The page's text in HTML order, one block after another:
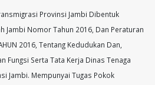
Provinsi Jambi Dibentuk
Jambi Nomor Tahun 2016, Dan Peraturan
2016, Tentang Kedudukan Dan,
Fungsi Serta Tata Kerja Dinas Tenaga
Jambi. Mempunyai Tugas Pokok